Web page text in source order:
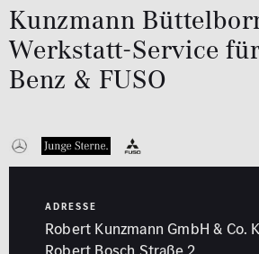
Kunzmann
Werkstatt-Service
Benz & FUSO
ADRESSE
Robert Kunzmann GmbH & Co.